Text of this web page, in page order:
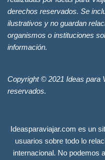
derechos reservados. Se
ilustrativos y no guardan
organismos o instituciones
información.
Copyright © 2021 Ideas para
reservados.
Ideasparaviajar.com es un
usuarios sobre todo lo
internacional. No podemos